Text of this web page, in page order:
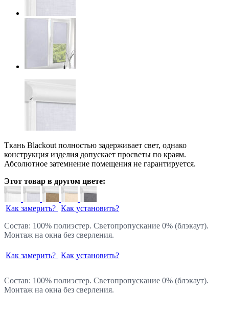
Ткань Blackout полностью задерживает свет, однако
конструкция изделия допускает просветы по краям.
Абсолютное затемнение помещения не гарантируется.
Этот товар в другом цвете:
Как замерить? Как установить?
Состав: 100% полиэстер. Светопропускание 0% (блэкаут).
Монтаж на окна без сверления.
Как замерить? Как установить?
Состав: 100% полиэстер. Светопропускание 0% (блэкаут).
Монтаж на окна без сверления.